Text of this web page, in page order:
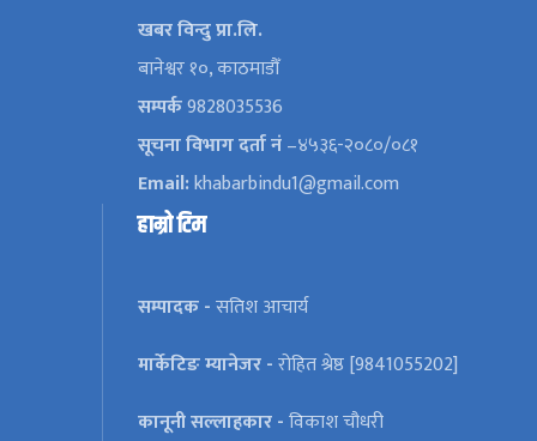
खबर विन्दु प्रा.लि.
बानेश्वर १०, काठमाडौँ
सम्पर्क9828035536
सूचना विभाग दर्ता नं–४५३६-२०८०/०८१
Email:khabarbindu1@gmail.com
हाम्रो टिम
सम्पादक -सतिश आचार्य
मार्केटिङ म्यानेजर -रोहित श्रेष्ठ [9841055202]
कानूनी सल्लाहकार -विकाश चौधरी